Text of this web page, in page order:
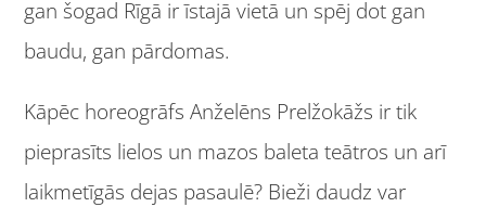
gan šogad Rīgā ir īstajā vietā un spēj dot gan
baudu, gan pārdomas.
Kāpēc horeogrāfs Anželēns Prelžokāžs ir tik
pieprasīts lielos un mazos baleta teātros un arī
laikmetīgās dejas pasaulē? Bieži daudz var